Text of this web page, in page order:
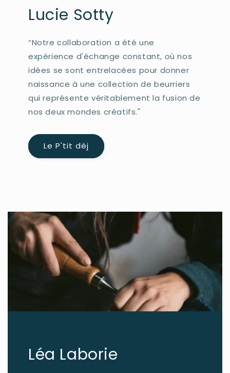
Lucie Sotty
“Notre collaboration a été une
expérience d'échange constant, où nos
idées se sont entrelacées pour donner
naissance à une collection de beurriers
qui représente véritablement la fusion de
nos deux mondes créatifs."
Le P'tit déj
Léa Laborie